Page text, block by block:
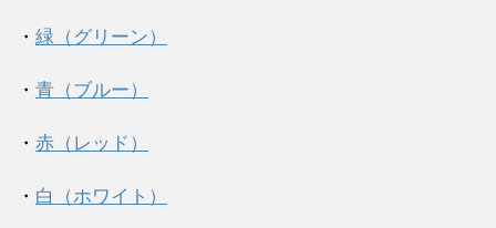
・ 緑（グリーン）
・ 青（ブルー）
・ 赤（レッド）
・ 白（ホワイト）